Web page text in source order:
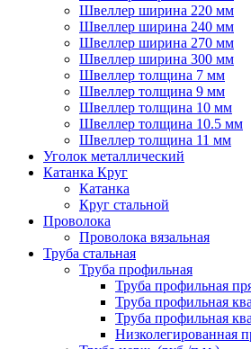
Швеллер ширина 220 мм
Швеллер ширина 240 мм
Швеллер ширина 270 мм
Швеллер ширина 300 мм
Швеллер толщина 7 мм
Швеллер толщина 9 мм
Швеллер толщина 10 мм
Швеллер толщина 10.5 мм
Швеллер толщина 11 мм
Уголок металлический
Катанка Круг
Катанка
Круг стальной
Проволока
Проволока вязальная
Труба стальная
Труба профильная
Труба профильная
Труба профильная
Труба профильная
Низколегированная